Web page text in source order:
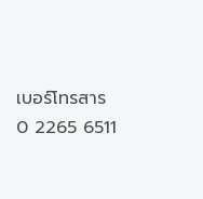
เบอร์โทรสาร
0 2265 6511